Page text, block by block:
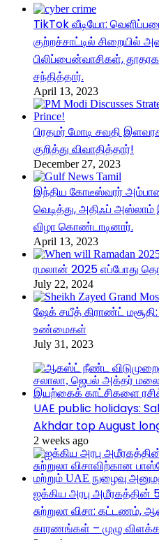
TikTok வீடியோ:
குற்றச்சாட்டில் சிறையில்
பிலிப்பைன்வாசிகள்,
சந்தித்தார்.
April 13, 2023
பிரதமர் மோடி சவுதி
குறித்து விவாதித்தார்!
December 27, 2023
இந்திய கோடீஸ்வரர்
வெடித்து, அதிஃப் அஸ்லாம்
விழா கொண்டாடினார்.
April 13, 2023
ரமலான் 2025 எப்போது
July 22, 2024
ஷேக் சயீத் கிராண்ட்
உண்மைகள்
July 31, 2023
UAE public holidays:
Akhdar top August
2 weeks ago
ஐக்கிய அரபு அமீரகத்தின்
சுற்றுலா விசா: கட்டணம்,
காரணங்கள் – முழு